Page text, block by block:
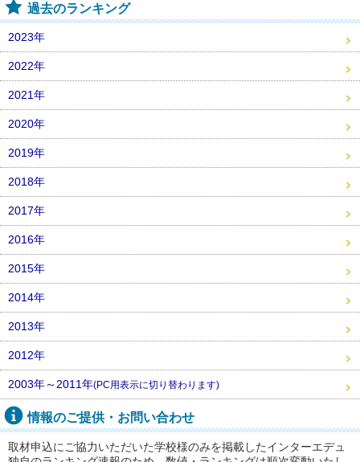
過去のランキング
2023年
2022年
2021年
2020年
2019年
2018年
2017年
2016年
2015年
2014年
2013年
2012年
2003年～2011年(PC用表示に切り替わります)
情報のご提供・お問い合わせ
取材申込にご協力いただいた学校様のみを掲載したインターエデュ